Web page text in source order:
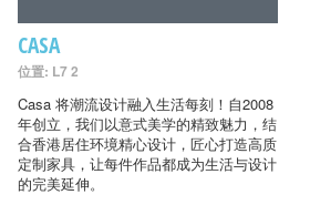
CASA
位置: L7 2
Casa 将潮流设计融入生活每刻！自2008
年创立，我们以意式美学的精致魅力，结
合香港居住环境精心设计，匠心打造高质
定制家具，让每件作品都成为生活与设计
的完美延伸。